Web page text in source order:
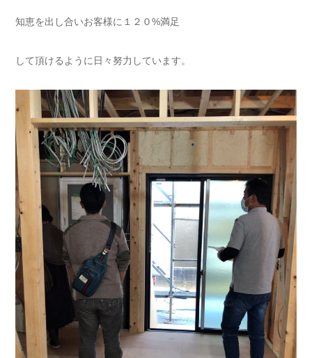
知恵を出し合いお客様に１２０%満足
して頂けるように日々努力しています。